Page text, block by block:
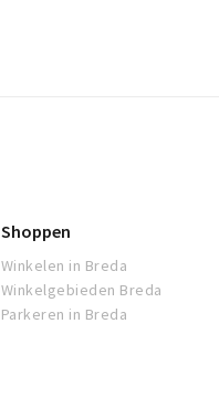
Shoppen
Winkelen in Breda
Winkelgebieden Breda
Parkeren in Breda